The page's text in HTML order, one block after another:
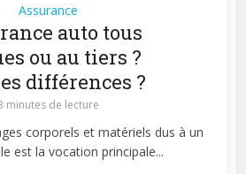
Assurance
auto tous
ou au tiers ?
différences ?
minutes de lecture
corporels et matériels dus à un
est la vocation principale...